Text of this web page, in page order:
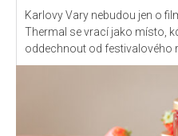
Karlovy Vary nebudou jen o
Thermal se vrací jako místo,
oddechnout od festivalového